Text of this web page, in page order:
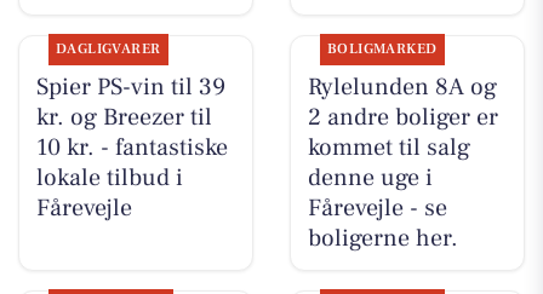
DAGLIGVARER
Spier PS-vin til 39
kr. og Breezer til
10 kr. - fantastiske
lokale tilbud i
Fårevejle
BOLIGMARKED
Rylelunden 8A og
2 andre boliger er
kommet til salg
denne uge i
Fårevejle - se
boligerne her.